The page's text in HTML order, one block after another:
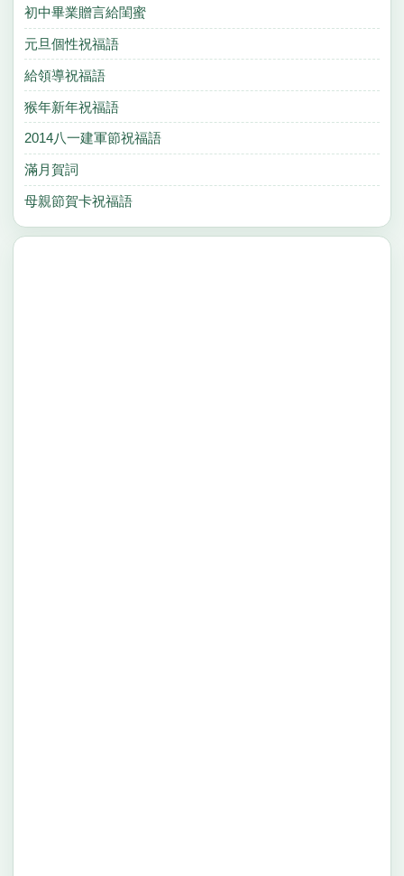
初中畢業贈言給閨蜜
元旦個性祝福語
給領導祝福語
猴年新年祝福語
2014八一建軍節祝福語
滿月賀詞
母親節賀卡祝福語